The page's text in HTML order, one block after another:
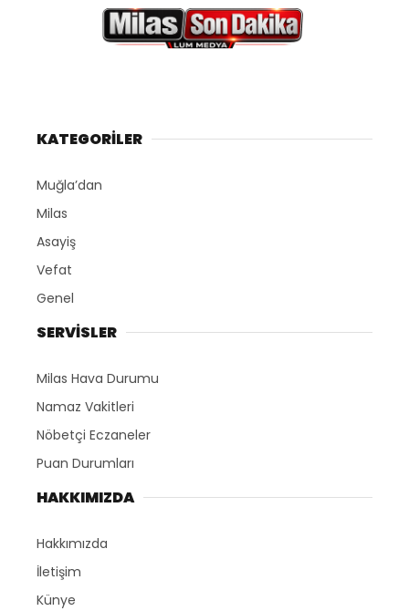
KATEGORİLER
Muğla’dan
Milas
Asayiş
Vefat
Genel
SERVİSLER
Milas Hava Durumu
Namaz Vakitleri
Nöbetçi Eczaneler
Puan Durumları
HAKKIMIZDA
Hakkımızda
İletişim
Künye